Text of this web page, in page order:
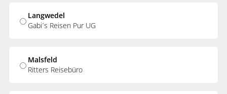
Langwedel
Gabi´s Reisen Pur UG
Malsfeld
Ritters Reisebüro